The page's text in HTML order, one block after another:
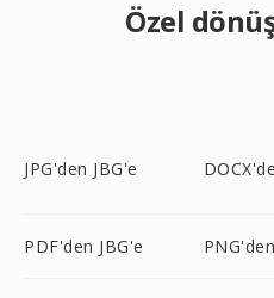
Özel
JPG'den JBG'e
PDF'den JBG'e